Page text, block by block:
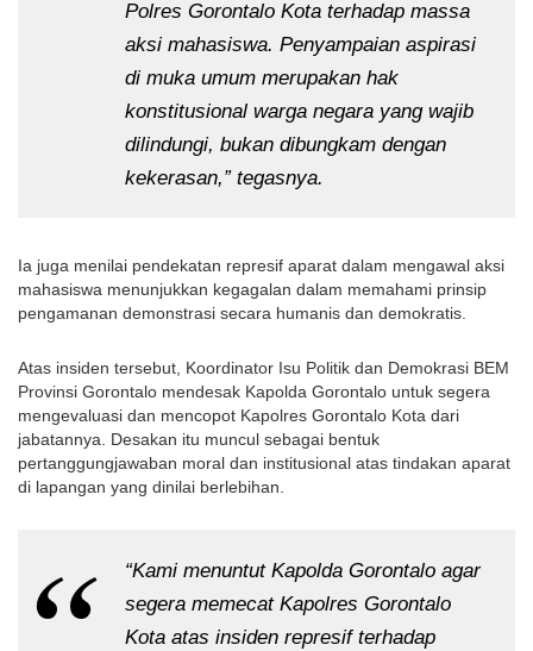
Polres Gorontalo Kota terhadap massa
aksi mahasiswa. Penyampaian aspirasi
di muka umum merupakan hak
konstitusional warga negara yang wajib
dilindungi, bukan dibungkam dengan
kekerasan,” tegasnya.
Ia juga menilai pendekatan represif aparat dalam mengawal aksi
mahasiswa menunjukkan kegagalan dalam memahami prinsip
pengamanan demonstrasi secara humanis dan demokratis.
Atas insiden tersebut, Koordinator Isu Politik dan Demokrasi BEM
Provinsi Gorontalo mendesak Kapolda Gorontalo untuk segera
mengevaluasi dan mencopot Kapolres Gorontalo Kota dari
jabatannya. Desakan itu muncul sebagai bentuk
pertanggungjawaban moral dan institusional atas tindakan aparat
di lapangan yang dinilai berlebihan.
“Kami menuntut Kapolda Gorontalo agar
segera memecat Kapolres Gorontalo
Kota atas insiden represif terhadap